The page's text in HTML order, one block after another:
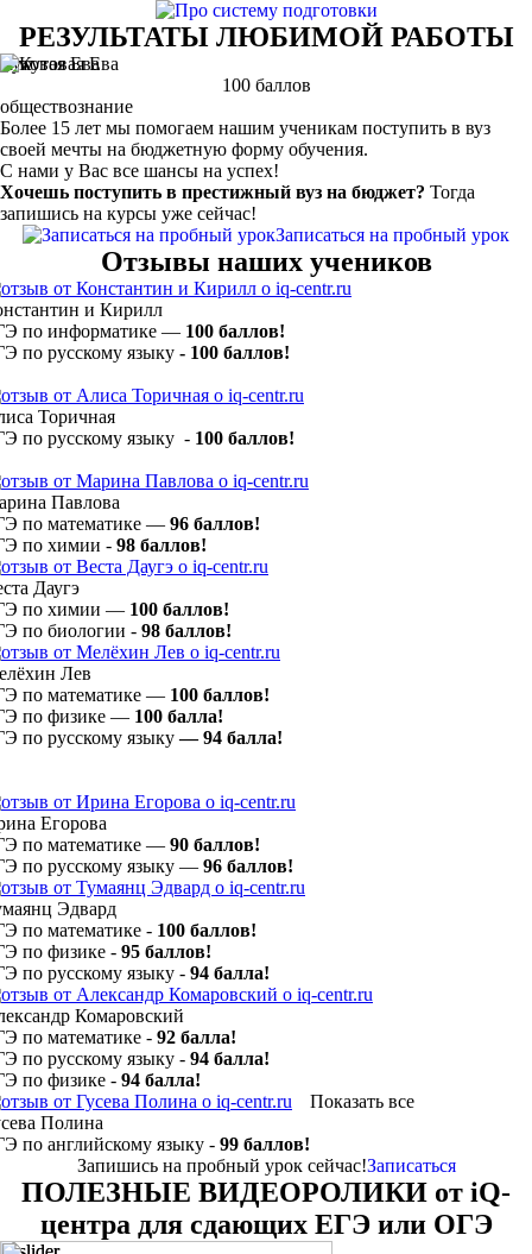
РЕЗУЛЬТАТЫ ЛЮБИМОЙ РАБОТЫ
Кутовая Ева
100 баллов
обществознание
Более 15 лет мы помогаем нашим ученикам поступить в вуз
своей мечты на бюджетную форму обучения.
С нами у Вас все шансы на успех!
Хочешь поступить в престижный вуз на бюджет? Тогда
запишись на курсы уже сейчас!
Записаться на пробный урок
Отзывы наших учеников
и Кирилл
по информатике — 100 баллов!
по русскому языку - 100 баллов!
Торичная
по русскому языку - 100 баллов!
Павлова
по математике — 96 баллов!
по химии - 98 баллов!
Даугэ
по химии — 100 баллов!
по биологии - 98 баллов!
Лев
по математике — 100 баллов!
по физике — 100 балла!
по русскому языку— 94 балла!
Егорова
по математике — 90 баллов!
по русскому языку — 96 баллов!
Эдвард
по математике - 100 баллов!
по физике - 95 баллов!
по русскому языку - 94 балла!
Комаровский
по математике - 92 балла!
по русскому языку - 94 балла!
по физике - 94 балла!
Полина
по английскому языку - 99 баллов!
Показать все
Запишись на пробный урок сейчас!Записаться
ПОЛЕЗНЫЕ ВИДЕОРОЛИКИ от iQ-
центра для сдающих ЕГЭ или ОГЭ